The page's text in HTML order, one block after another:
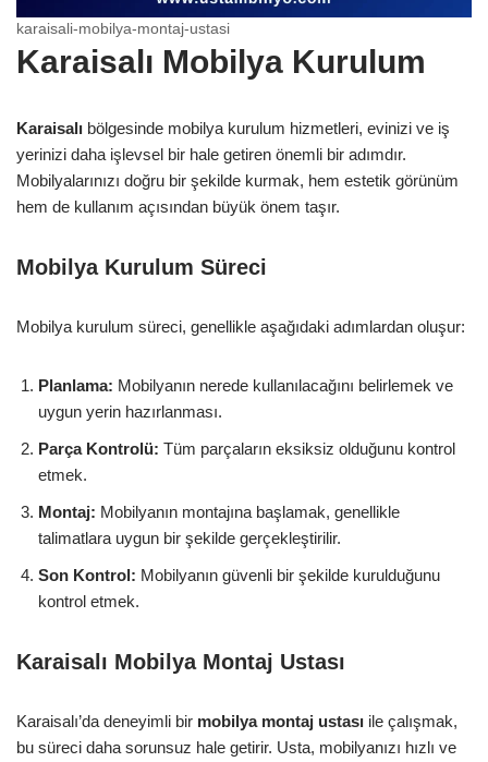
karaisali-mobilya-montaj-ustasi
Karaisalı Mobilya Kurulum
Karaisalı bölgesinde mobilya kurulum hizmetleri, evinizi ve iş
yerinizi daha işlevsel bir hale getiren önemli bir adımdır.
Mobilyalarınızı doğru bir şekilde kurmak, hem estetik görünüm
hem de kullanım açısından büyük önem taşır.
Mobilya Kurulum Süreci
Mobilya kurulum süreci, genellikle aşağıdaki adımlardan oluşur:
Planlama: Mobilyanın nerede kullanılacağını belirlemek ve
uygun yerin hazırlanması.
Parça Kontrolü: Tüm parçaların eksiksiz olduğunu kontrol
etmek.
Montaj: Mobilyanın montajına başlamak, genellikle
talimatlara uygun bir şekilde gerçekleştirilir.
Son Kontrol: Mobilyanın güvenli bir şekilde kurulduğunu
kontrol etmek.
Karaisalı Mobilya Montaj Ustası
Karaisalı’da deneyimli bir mobilya montaj ustası ile çalışmak,
bu süreci daha sorunsuz hale getirir. Usta, mobilyanızı hızlı ve